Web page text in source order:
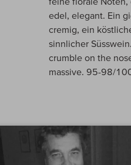
edel, elegant. Ein
cremig, ein
sinnlicher
crumble on the
massive. 95-98/